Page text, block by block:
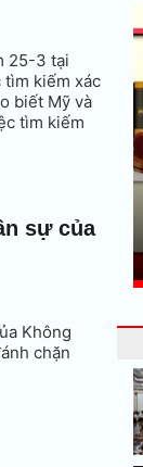
25-3 tại
tìm kiếm xác
biết Mỹ và
tìm kiếm
sự của
Không
chặn